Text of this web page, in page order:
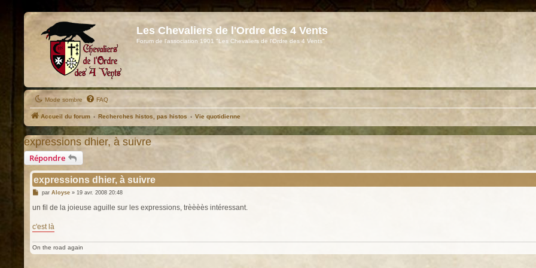
Les Chevaliers de l'Ordre des 4 Vents
Forum de l'association 1901 "Les Chevaliers de l'Ordre des 4 Vents"
Mode sombre FAQ
Accueil du forum Recherches histos, pas histos Vie quotidienne
expressions dhier, à suivre
Répondre
expressions dhier, à suivre
M
s
s
g
e
par Aloyse» 19 avr. 2008 20:48
un fil de la joieuse aguille sur les expressions, trèèèès intéressant.
c'est là
On the road again